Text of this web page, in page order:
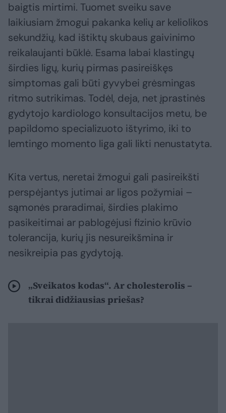
baigtis mirtimi. Tuomet sveiku save
laikiusiam žmogui pakanka kelių ar keliolikos
sekundžių, kad ištiktų skubaus gaivinimo
reikalaujanti būklė. Esama labai klastingų
širdies ligų, kurių pirmas pasireiškęs
simptomas gali būti gyvybei grėsmingas
ritmo sutrikimas. Todėl, deja, net įprastinės
gydytojo kardiologo konsultacijos metu, be
papildomo specializuoto ištyrimo, iki to
lemtingo momento liga gali likti nenustatyta.
Kita vertus, neretai žmogui gali pasireikšti
perspėjantys jutimai ar ligos požymiai –
sąmonės praradimai, širdies plakimo
pasikeitimai ar pablogėjusi fizinio krūvio
tolerancija, kurių jis nesureikšmina ir
nesikreipia pas gydytoją.
„Sveikatos kodas“. Ar cholesterolis –
tikrai didžiausias priešas?